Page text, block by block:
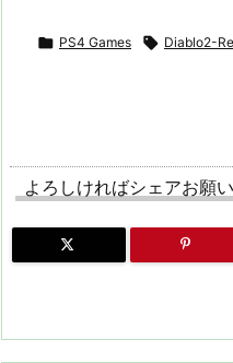
 PS4 Games  Diablo2-
よろしければシェアお願